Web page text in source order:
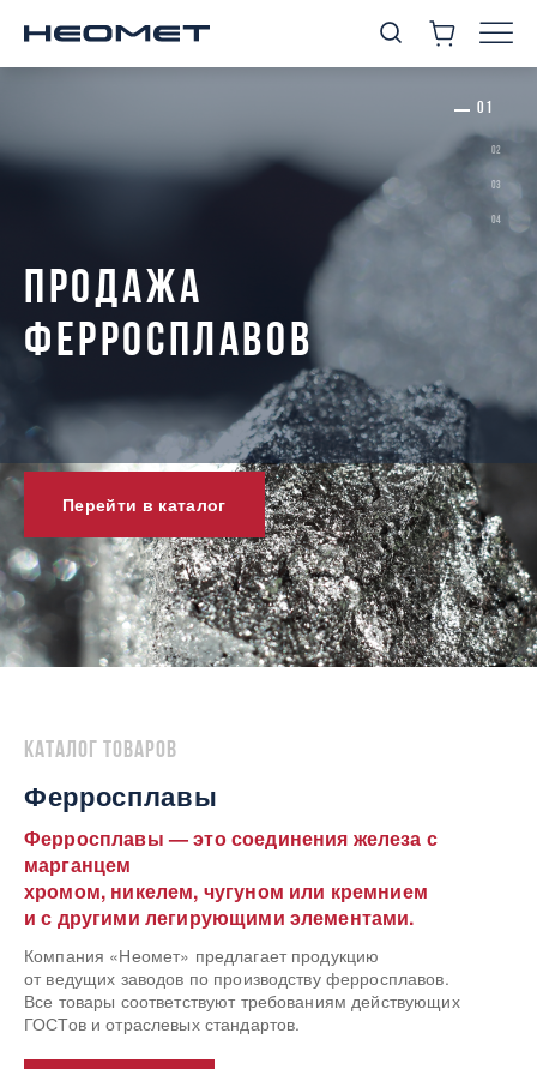
ПРОДАЖА
ФЕРРОСПЛАВОВ
Перейти в каталог
Каталог товаров
Ферросплавы
Ферросплавы — это соединения железа с
марганцем
хромом, никелем, чугуном или кремнием
и с другими легирующими элементами.
Компания «Неомет» предлагает продукцию
от ведущих заводов по производству ферросплавов.
Все товары соответствуют требованиям действующих
ГОСТов и отраслевых стандартов.